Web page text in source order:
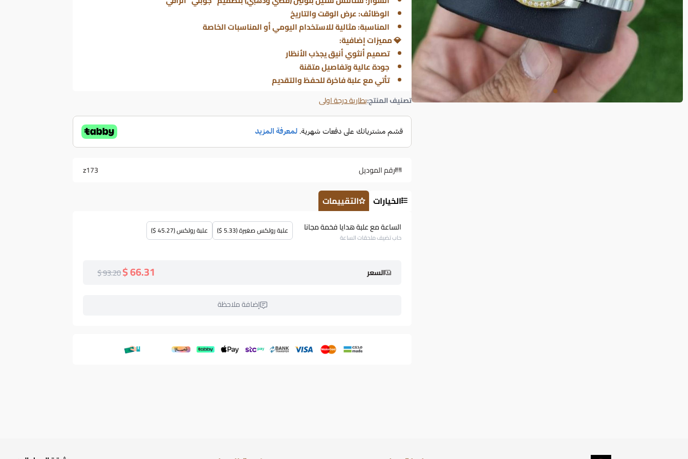
الوظائف: عرض الوقت والتاريخ
المناسبة: مثالية للاستخدام اليومي أو المناسبات الخاصة
💎 مميزات إضافية:
تصميم أنثوي أنيق يجذب الأنظار
جودة عالية وتفاصيل متقنة
تأتي مع علبة فاخرة للحفظ والتقديم
تصنيف المنتج:بطارية درجة اولى
رقم الموديل z173
الخيارات التقييمات
الساعة مع علبة هدايا فخمة مجانا
حاب تضيف ملحقات الساعة
علبة رولكس صغيرة (5.33 $) علبة رولكس (45.27 $)
السعر 66.31 $
93.20 $
إضافة ملاحظة